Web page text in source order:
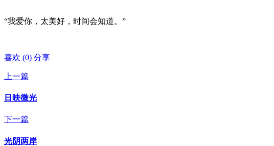
“我爱你，太美好，时间会知道。 ”
喜欢 (0) 分享
上一篇
日映微光
下一篇
光阴两岸